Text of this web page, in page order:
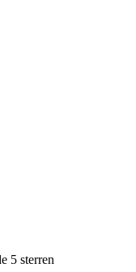
5 sterren